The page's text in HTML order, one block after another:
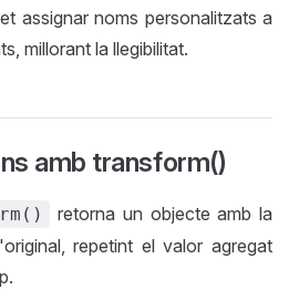
assignar noms personalitzats a
millorant la llegibilitat.
amb transform()
retorna un objecte amb la
repetint el valor agregat